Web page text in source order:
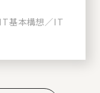
基本構想／IT